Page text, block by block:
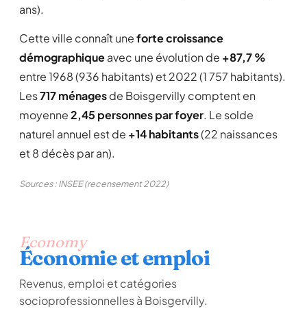
ans).
Cette ville connaît uneforte croissance
démographiqueavec une évolution de +87,7 %
entre 1968 (936 habitants) et 2022 (1 757 habitants).
Les717 ménagesde Boisgervilly comptent en
moyenne2,45 personnes par foyer. Le solde
naturel annuel est de +14 habitants(22 naissances
et 8 décès par an).
Sources : INSEE (recensement 2022)
Economy
Économie et emploi
Revenus, emploi et catégories
socioprofessionnelles à Boisgervilly.